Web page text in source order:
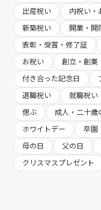
出産祝い
内祝い・
新築祝い
開業・開
表彰・受賞・修了証
お祝い
創立・創業
付き合った記念日
退職祝い
就職祝い
偲ぶ
成人・二十歳
ホワイトデー
卒園
母の日
父の日
クリスマスプレゼント